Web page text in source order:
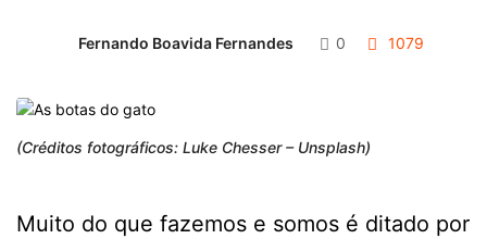
Fernando Boavida Fernandes 0 1079
(Créditos fotográficos: Luke Chesser – Unsplash)
Muito do que fazemos e somos é ditado por